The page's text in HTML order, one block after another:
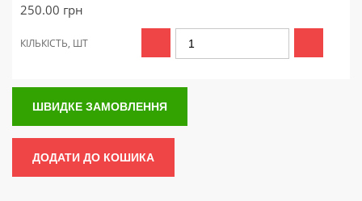
250.00 грн
КІЛЬКІСТЬ, ШТ
ШВИДКЕ ЗАМОВЛЕННЯ
ДОДАТИ ДО КОШИКА